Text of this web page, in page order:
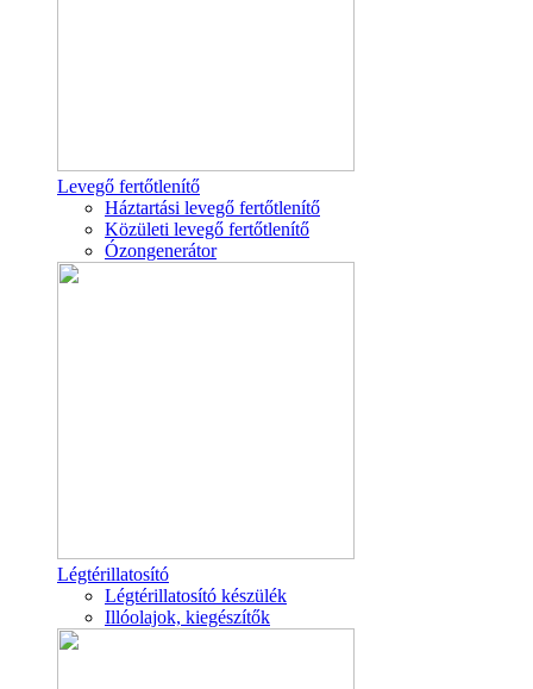
Levegő fertőtlenítő
Háztartási levegő fertőtlenítő
Közületi levegő fertőtlenítő
Ózongenerátor
Légtérillatosító
Légtérillatosító készülék
Illóolajok, kiegészítők